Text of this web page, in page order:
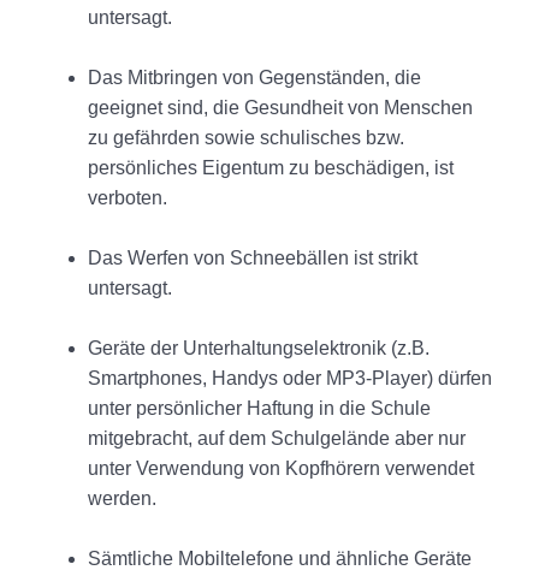
untersagt.
Das Mitbringen von Gegenständen, die
geeignet sind, die Gesundheit von Menschen
zu gefährden sowie schulisches bzw.
persönliches Eigentum zu beschädigen, ist
verboten.
Das Werfen von Schneebällen ist strikt
untersagt.
Geräte der Unterhaltungselektronik (z.B.
Smartphones, Handys oder MP3-Player) dürfen
unter persönlicher Haftung in die Schule
mitgebracht, auf dem Schulgelände aber nur
unter Verwendung von Kopfhörern verwendet
werden.
Sämtliche Mobiltelefone und ähnliche Geräte